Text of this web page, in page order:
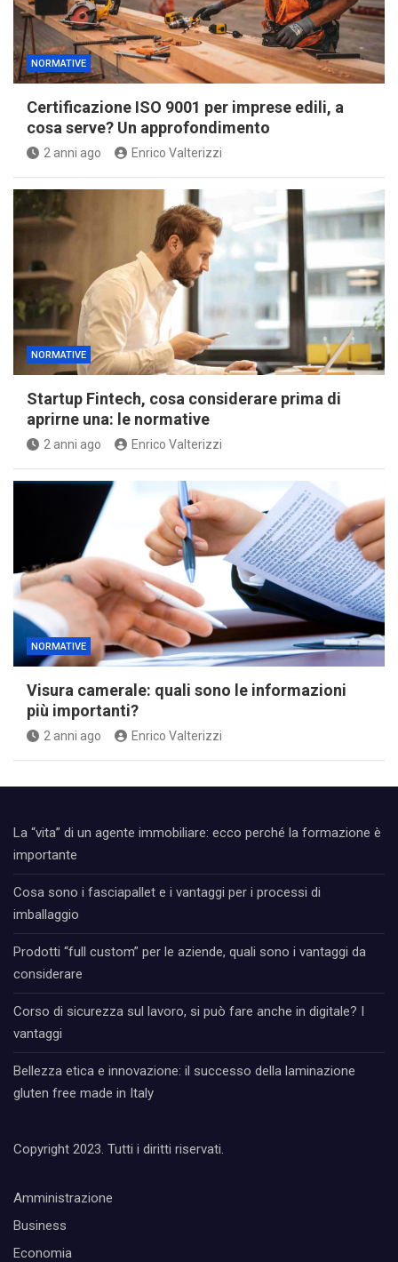
NORMATIVE
Certificazione ISO 9001 per imprese edili, a
cosa serve? Un approfondimento
2 anni ago Enrico Valterizzi
NORMATIVE
Startup Fintech, cosa considerare prima di
aprirne una: le normative
2 anni ago Enrico Valterizzi
NORMATIVE
Visura camerale: quali sono le informazioni
più importanti?
2 anni ago Enrico Valterizzi
La “vita” di un agente immobiliare: ecco perché la formazione è
importante
Cosa sono i fasciapallet e i vantaggi per i processi di
imballaggio
Prodotti “full custom” per le aziende, quali sono i vantaggi da
considerare
Corso di sicurezza sul lavoro, si può fare anche in digitale? I
vantaggi
Bellezza etica e innovazione: il successo della laminazione
gluten free made in Italy
Copyright 2023. Tutti i diritti riservati.
Amministrazione
Business
Economia